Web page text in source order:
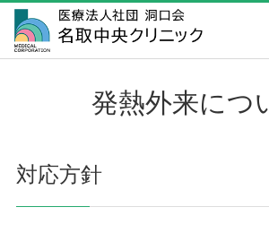
発熱外来につ
対応方針